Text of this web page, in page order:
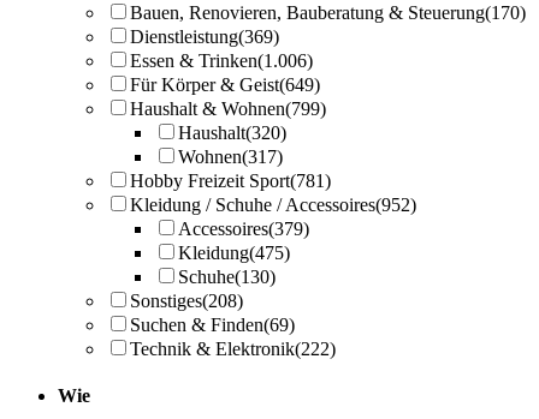
Bauen, Renovieren, Bauberatung & Steuerung(170)
Dienstleistung(369)
Essen & Trinken(1.006)
Für Körper & Geist(649)
Haushalt & Wohnen(799)
Haushalt(320)
Wohnen(317)
Hobby Freizeit Sport(781)
Kleidung / Schuhe / Accessoires(952)
Accessoires(379)
Kleidung(475)
Schuhe(130)
Sonstiges(208)
Suchen & Finden(69)
Technik & Elektronik(222)
Wie